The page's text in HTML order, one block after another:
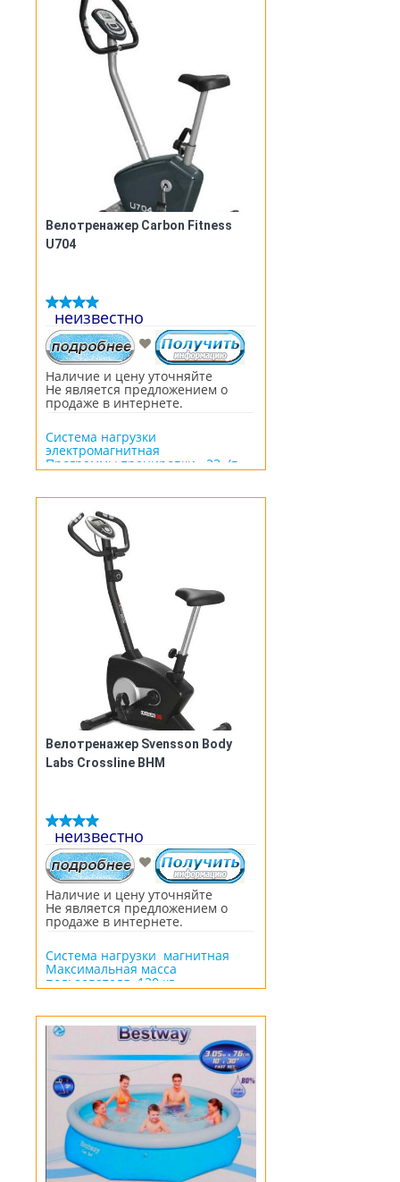
Велотренажер Carbon Fitness
U704
неизвестно
Наличие и цену уточняйте
Не является предложением о
продаже в интернете.
Система нагрузки
электромагнитная
Программы тренировки 23 (в
пользователя 120 кг
Велотренажер Svensson Body
Labs Crossline BHM
неизвестно
Наличие и цену уточняйте
Не является предложением о
продаже в интернете.
Система нагрузки магнитная
Максимальная масса
пользователя 130 кг